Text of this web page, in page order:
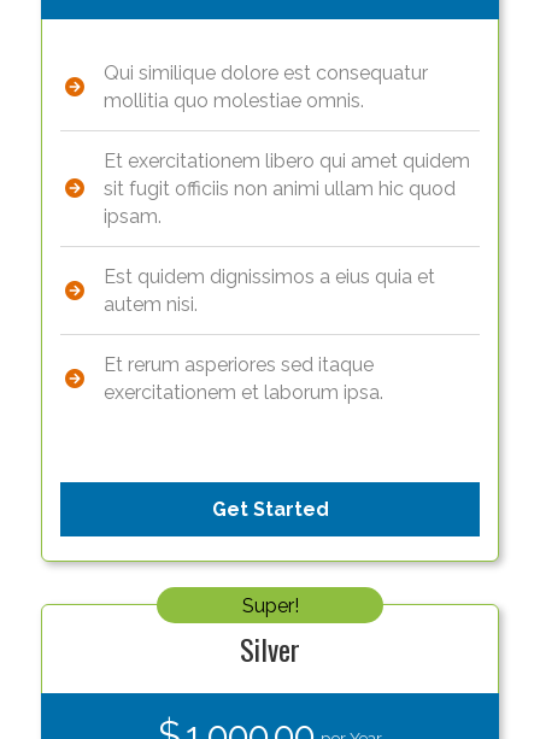
Qui similique dolore est consequatur
mollitia quo molestiae omnis.
Et exercitationem libero qui amet quidem
sit fugit officiis non animi ullam hic quod
ipsam.
Est quidem dignissimos a eius quia et
autem nisi.
Et rerum asperiores sed itaque
exercitationem et laborum ipsa.
Get Started
Super!
Silver